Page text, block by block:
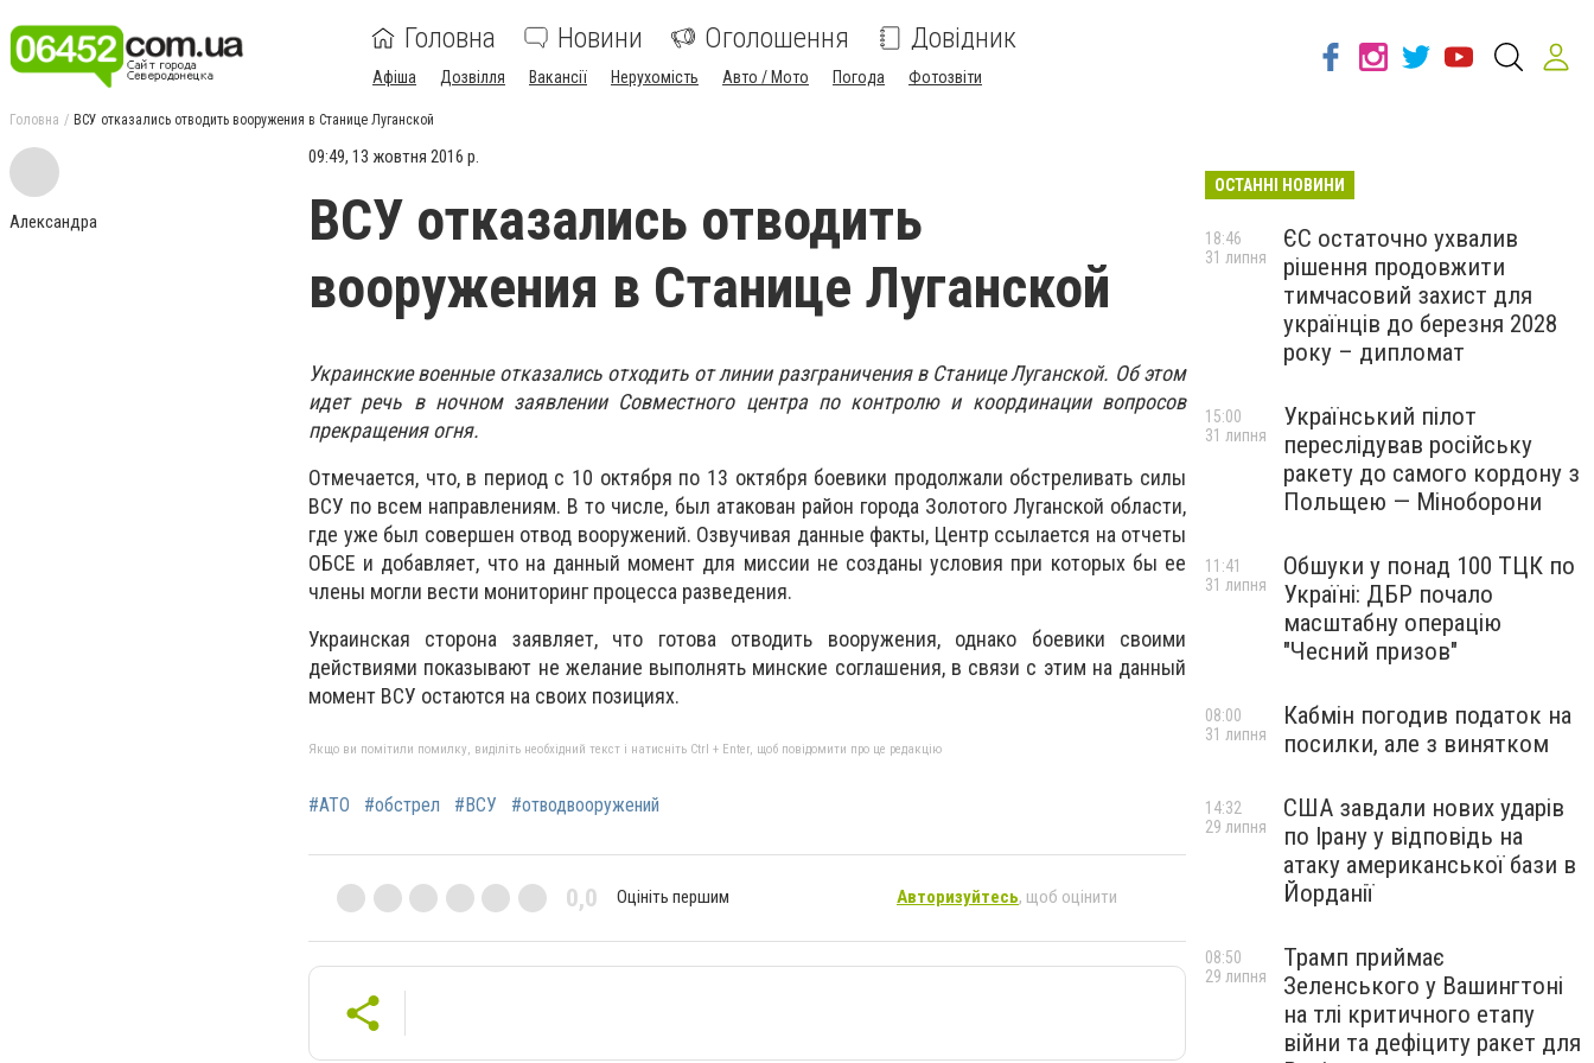
Головна Новини Оголошення Довідник
Афіша Дозвілля Вакансії Нерухомість Авто / Мото Погода Фотозвіти
Головна ВСУ отказались отводить вооружения в Станице Луганской
Александра
09:49, 13 жовтня 2016 р.
ВСУ отказались отводить
вооружения в Станице Луганской
Украинские военные отказались отходить от линии разграничения в Станице Луганской. Об этом
идет речь в ночном заявлении Совместного центра по контролю и координации вопросов
прекращения огня.
Отмечается, что, в период с 10 октября по 13 октября боевики продолжали обстреливать силы
ВСУ по всем направлениям. В то числе, был атакован район города Золотого Луганской области,
где уже был совершен отвод вооружений. Озвучивая данные факты, Центр ссылается на отчеты
ОБСЕ и добавляет, что на данный момент для миссии не созданы условия при которых бы ее
члены могли вести мониторинг процесса разведения.
Украинская сторона заявляет, что готова отводить вооружения, однако боевики своими
действиями показывают не желание выполнять минские соглашения, в связи с этим на данный
момент ВСУ остаются на своих позициях.
Якщо ви помітили помилку, виділіть необхідний текст і натисніть Ctrl + Enter, щоб повідомити про це редакцію
#АТО #обстрел #ВСУ #отводвооружений
0,0 Оцініть першим Авторизуйтесь, щоб оцінити
ОСТАННІ НОВИНИ
ЄС остаточно ухвалив
рішення продовжити
тимчасовий захист для
українців до березня 2028
року – дипломат
18:46
31 липня
Український пілот
переслідував російську
ракету до самого кордону з
Польщею — Міноборони
15:00
31 липня
Обшуки у понад 100 ТЦК по
Україні: ДБР почало
масштабну операцію
"Чесний призов"
11:41
31 липня
Кабмін погодив податок на
посилки, але з винятком
08:00
31 липня
США завдали нових ударів
по Ірану у відповідь на
атаку американської бази в
Йорданії
14:32
29 липня
Трамп приймає
Зеленського у Вашингтоні
на тлі критичного етапу
війни та дефіциту ракет для
08:50
29 липня